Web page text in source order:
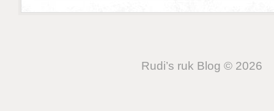
Rudi’s ruk Blog © 2026